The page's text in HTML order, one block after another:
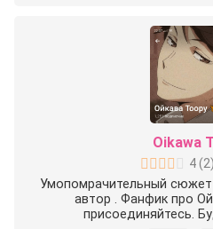
Oikawa
4(2)
Умопомрачительный
автор . Фанфик про
присоединяйтесь.